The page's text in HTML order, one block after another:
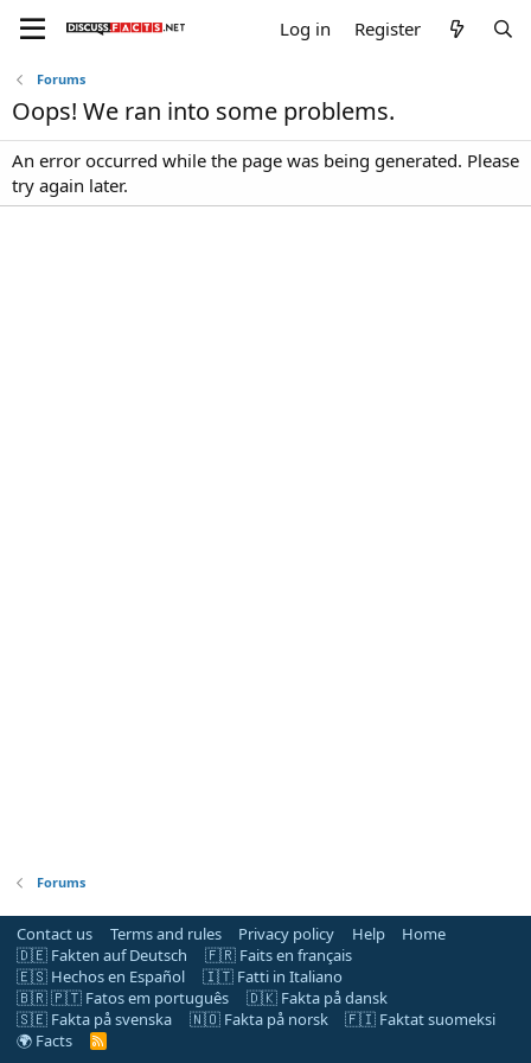
Log in Register
Forums
Oops! We ran into some problems.
An error occurred while the page was being generated. Please
try again later.
Forums
Contact us Terms and rules Privacy policy Help
Home
🇩🇪 Fakten auf Deutsch
🇫🇷 Faits en français
🇪🇸 Hechos en Español
🇮🇹 Fatti in Italiano
🇧🇷 🇵🇹 Fatos em português
🇩🇰 Fakta på dansk
🇸🇪 Fakta på svenska
🇳🇴 Fakta på norsk
🇫🇮 Faktat suomeksi
🌍 Facts
R